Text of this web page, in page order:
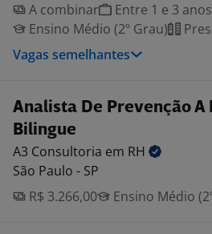
A combinar
Entre 1 e 3 anos
Ensino Médio (2º Grau)
Vagas semelhantes
Analista De Prevenção A
Bilingue
A3 Consultoria em RH
São Paulo - SP
R$ 3.266,00
Ensino Médio